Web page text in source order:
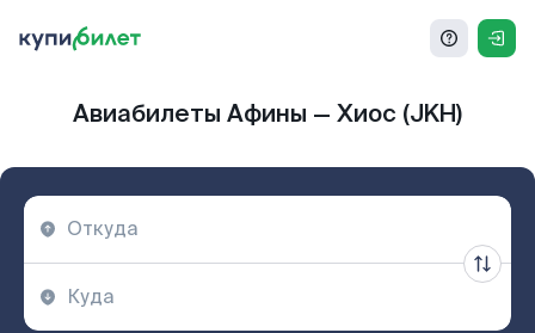
Авиабилеты Афины — Хиос (JKH)